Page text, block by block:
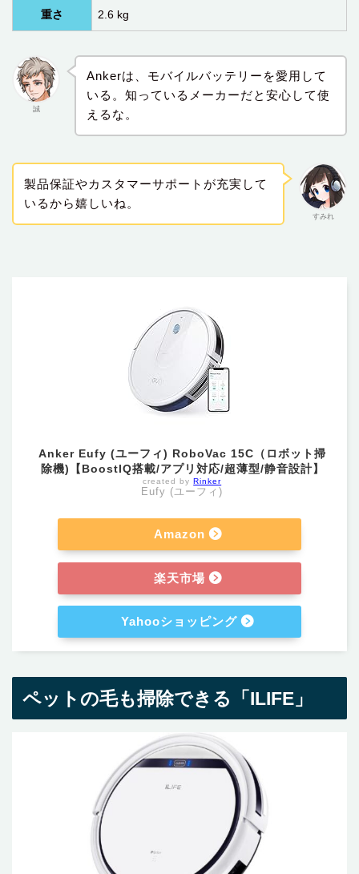
重さ 2.6 kg
誠
Ankerは、モバイルバッテリーを愛用して
いる。知っているメーカーだと安心して使
えるな。
すみれ
製品保証やカスタマーサポートが充実して
いるから嬉しいね。
Anker Eufy (ユーフィ) RoboVac 15C（ロボット掃
除機)【BoostIQ搭載/アプリ対応/超薄型/静音設計】
created byRinker
Eufy (ユーフィ)
Amazon
楽天市場
Yahooショッピング
ペットの毛も掃除できる「ILIFE」